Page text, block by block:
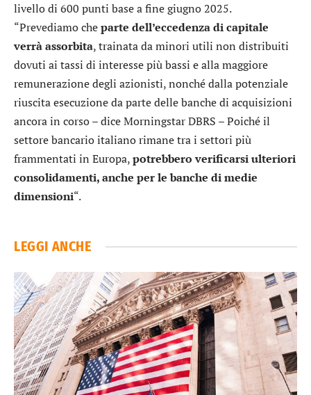
livello di 600 punti base a fine giugno 2025.
“Prevediamo cheparte dell’eccedenza di capitale
verrà assorbita, trainata da minori utili non distribuiti
dovuti ai tassi di interesse più bassi e alla maggiore
remunerazione degli azionisti, nonché dalla potenziale
riuscita esecuzione da parte delle banche di acquisizioni
ancora in corso – dice Morningstar DBRS – Poiché il
settore bancario italiano rimane tra i settori più
frammentati in Europa,potrebbero verificarsi ulteriori
consolidamenti, anche per le banche di medie
dimensioni“.
LEGGI ANCHE